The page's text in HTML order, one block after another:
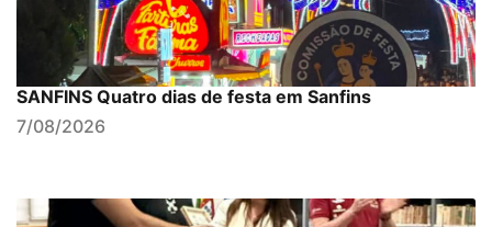
SANFINS Quatro dias de festa em Sanfins
7/08/2026